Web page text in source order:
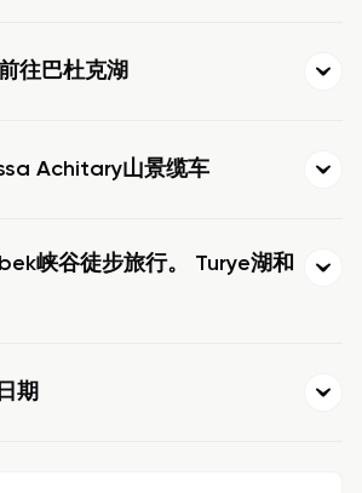
往巴杜克湖
Achitary山景缆车
峡谷徒步旅行。 Turye湖和
期